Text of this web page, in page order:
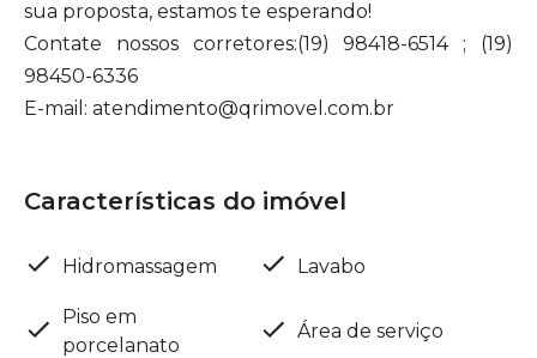
sua proposta, estamos te esperando!
Contate nossos corretores:(19) 98418-6514 ; (19)
98450-6336
E-mail: atendimento@qrimovel.com.br
Características do imóvel
Hidromassagem Lavabo
Piso em
porcelanato
Área de serviço